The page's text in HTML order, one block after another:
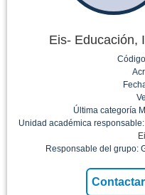
Eis- Educación,
Última categoría
Unidad académica responsable:
Responsable del grupo: